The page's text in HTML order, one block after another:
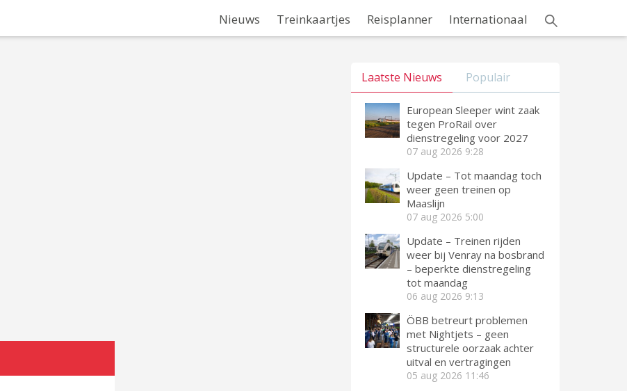
Nieuws Treinkaartjes Reisplanner Internationaal
Laatste Nieuws Populair
European Sleeper wint zaak
tegen ProRail over
dienstregeling voor 2027
07 aug 2026 9:28
Update – Tot maandag toch
weer geen treinen op
Maaslijn
07 aug 2026 5:00
Update – Treinen rijden
weer bij Venray na bosbrand
– beperkte dienstregeling
tot maandag
06 aug 2026 9:13
ÖBB betreurt problemen
met Nightjets – geen
structurele oorzaak achter
uitval en vertragingen
05 aug 2026 11:46